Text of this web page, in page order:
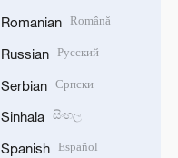
Romanian Română
Russian Русский
Serbian Српски
Sinhala සිංහල
Spanish Español